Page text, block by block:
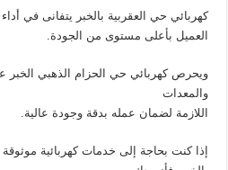
كهربائي حي العقربية بالخبر يتفانى في
العميل بأعلى مستوى من الجودة.
ويحرص كهربائي حي الحزام الذهبي الخبر
والمعدات
اللازمة لضمان عمله بدقة وجودة عالية.
إذا كنت بحاجة إلى خدمات كهربائية